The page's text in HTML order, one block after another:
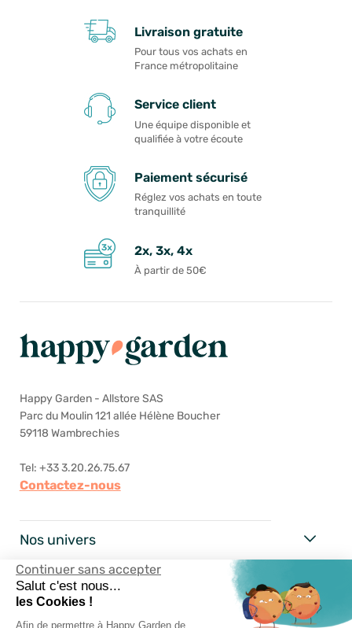
Continuer sans accepter
Salut c'est nous...
les Cookies !
Afin de permettre à Happy Garden de
Livraison gratuite
Pour tous vos achats en
France métropolitaine
Service client
Une équipe disponible et
qualifiée à votre écoute
Paiement sécurisé
Réglez vos achats en toute
tranquillité
2x, 3x, 4x
À partir de 50€
Happy Garden - Allstore SAS
Parc du Moulin 121 allée Hélène Boucher
59118 Wambrechies
Tel: +33 3.20.26.75.67
Contactez-nous
Nos univers
Happy Garden
Nos services